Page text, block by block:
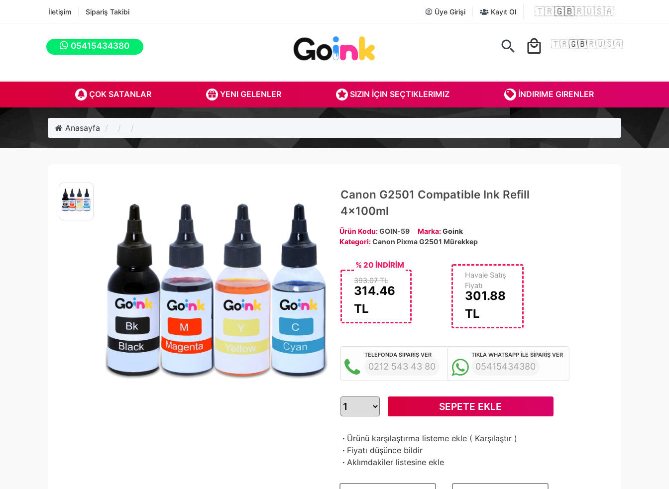
İletişim Sipariş Takibi Üye Girişi Kayıt Ol 🇹🇷🇬🇧🇷🇺🇸🇦
05415434380 search local_mall 🇹🇷🇬🇧🇷🇺🇸🇦
ÇOK SATANLAR YENI GELENLER SIZIN İÇIN SEÇTIKLERIMIZ İNDIRIME GIRENLER
Anasayfa
Canon G2501 Compatible Ink Refill
4x100ml
Ürün Kodu:GOIN-59 Marka:Goink
Kategori:Canon Pixma G2501 Mürekkep
393.07 TL
314.46
TL
% 20 İNDİRİM
Havale Satış
Fiyatı
301.88
TL
TELEFONDA SİPARİŞ VER
0212 543 43 80
TIKLA WHATSAPP İLE SİPARİŞ VER
05415434380
SEPETE EKLE
· Ürünü karşılaştırma listeme ekle( Karşılaştır)
· Fiyatı düşünce bildir
· Aklımdakiler listesine ekle